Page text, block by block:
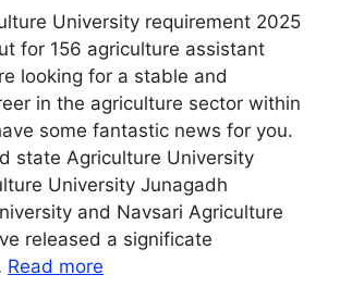
University requirement 2025
for 156 agriculture assistant
looking for a stable and
in the agriculture sector within
some fantastic news for you.
state Agriculture University
University Junagadh
and Navsari Agriculture
released a significate
Read more